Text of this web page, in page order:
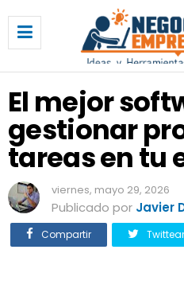
m
e
j
r
s
o
t
w
a
r
El mejor
gestionar
tareas en tu
viernes, mayo 29, 2026
Publicado por Javier
Compartir Twittear